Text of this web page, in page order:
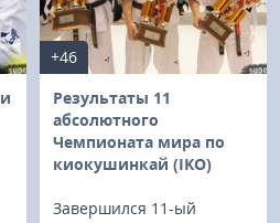
+46
Результаты 11
абсолютного
Чемпионата мира по
киокушинкай (IKO)
Завершился 11-ый